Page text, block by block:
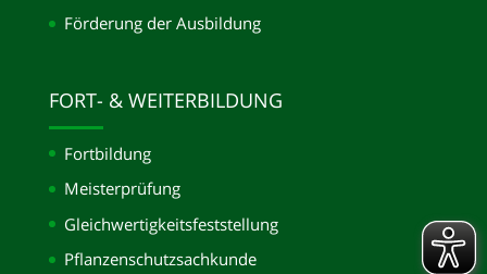
Förderung der Ausbildung
FORT- & WEITERBILDUNG
Fortbildung
Meisterprüfung
Gleichwertigkeits­feststellung
Pflanzenschutzsachkunde